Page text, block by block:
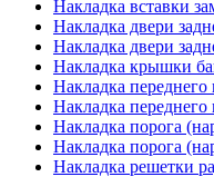
Накладка вставки
Накладка двери
Накладка двери
Накладка крышки
Накладка переднего
Накладка переднего
Накладка порога
Накладка порога
Накладка решетки